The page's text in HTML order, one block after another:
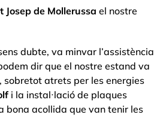
Josep de Mollerussa el nostre
dubte, va minvar l’assistència
dir que el nostre estand va
atrets per les energies
i la instal·lació de plaques
bona acollida que van tenir les